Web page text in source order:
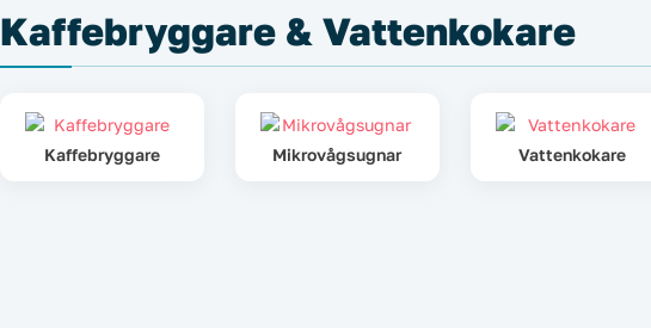
Kaffebryggare & Vattenkokare
Kaffebryggare Mikrovågsugnar Vattenkokare